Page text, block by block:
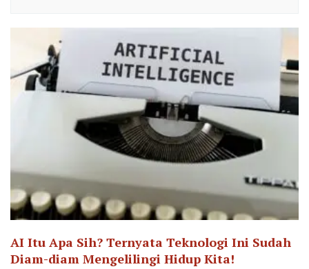
AI Itu Apa Sih? Ternyata Teknologi Ini Sudah
Diam-diam Mengelilingi Hidup Kita!